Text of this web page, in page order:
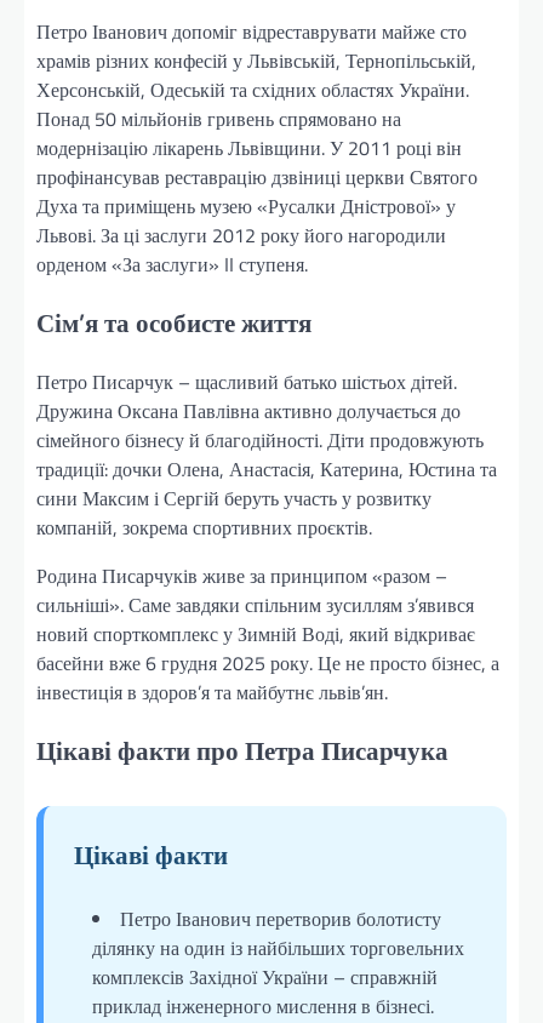
Петро Іванович допоміг відреставрувати майже сто
храмів різних конфесій у Львівській, Тернопільській,
Херсонській, Одеській та східних областях України.
Понад 50 мільйонів гривень спрямовано на
модернізацію лікарень Львівщини. У 2011 році він
профінансував реставрацію дзвіниці церкви Святого
Духа та приміщень музею «Русалки Дністрової» у
Львові. За ці заслуги 2012 року його нагородили
орденом «За заслуги» II ступеня.
Сім’я та особисте життя
Петро Писарчук – щасливий батько шістьох дітей.
Дружина Оксана Павлівна активно долучається до
сімейного бізнесу й благодійності. Діти продовжують
традиції: дочки Олена, Анастасія, Катерина, Юстина та
сини Максим і Сергій беруть участь у розвитку
компаній, зокрема спортивних проєктів.
Родина Писарчуків живе за принципом «разом –
сильніші». Саме завдяки спільним зусиллям з’явився
новий спорткомплекс у Зимній Воді, який відкриває
басейни вже 6 грудня 2025 року. Це не просто бізнес, а
інвестиція в здоров’я та майбутнє львів’ян.
Цікаві факти про Петра Писарчука
Цікаві факти
Петро Іванович перетворив болотисту
ділянку на один із найбільших торговельних
комплексів Західної України – справжній
приклад інженерного мислення в бізнесі.